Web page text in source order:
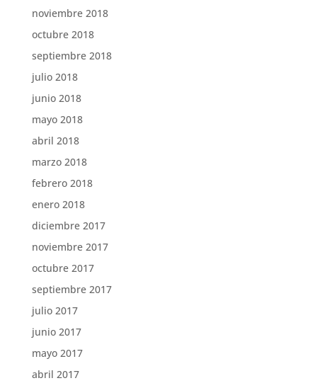
noviembre 2018
octubre 2018
septiembre 2018
julio 2018
junio 2018
mayo 2018
abril 2018
marzo 2018
febrero 2018
enero 2018
diciembre 2017
noviembre 2017
octubre 2017
septiembre 2017
julio 2017
junio 2017
mayo 2017
abril 2017